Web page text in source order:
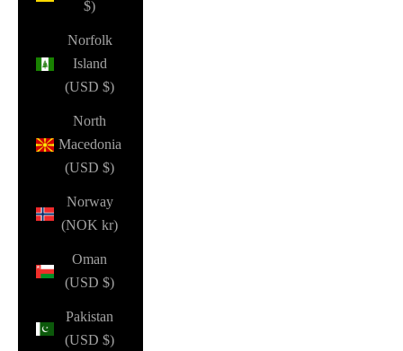
$)
Norfolk
Island
(USD $)
North
Macedonia
(USD $)
Norway
(NOK kr)
Oman
(USD $)
Pakistan
(USD $)